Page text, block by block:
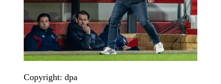
Copyright: dpa